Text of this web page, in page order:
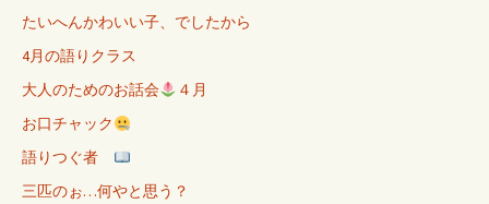
たいへんかわいい子、でしたから
4月の語りクラス
大人のためのお話会
４月
お口チャック
語りつぐ者
三匹のぉ…何やと思う？